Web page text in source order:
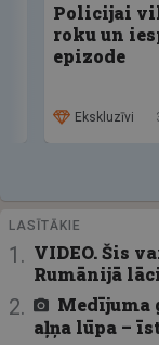
Policijai
roku un
epizode
Ekskluzīvi
LASĪTĀKIE
VIDEO. Šis
Rumānijā
Medījuma
aļņa lūpa –